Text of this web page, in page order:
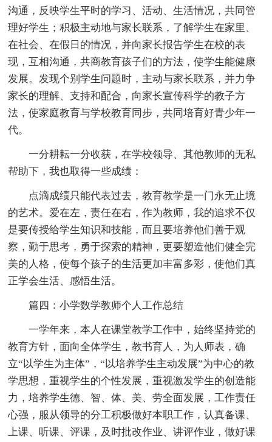
沟通，反映学生平时的学习、活动、生活情况，共同管
理好学生；积极主动地与家长联系，了解学生在家里、
在社会、在假日的情况，并向家长报告学生在校的表
现，互相沟通，共商教育孩子们的方法，使学生能健康
发展。发现个别学生问题时，主动与家长联系，并力争
家长的理解、支持和配合，向家长宣传科学的教子方
法，使家庭教育与学校教育同步，共同培育好青少年一
代。
一分耕耘一分收获，在学校领导、其他教师的无私
帮助下，我也取得一些成绩：
点滴成绩只能代表过去，教育教学是一门永无止境
的艺术。爱在左，责任在右，作为教师，我的追求不仅
是要传授给学生知识和技能，而且要培养他们善于观
察，勤于思考，勇于探索的精神，更要塑造他们健全完
美的人格，使每个孩子的生活更加丰富多彩，使他们真
正学会生活、感悟生活。
篇四：小学数学教师个人工作总结
一学年来，本人在课堂教学工作中，始终坚持党的
教育方针，面向全体学生，教书育人，为人师表，确
立“以学生为主体”，“以培养学生主动发展”为中心的教
学思想，重视学生的个性发展，重视激发学生的创造能
力，培养学生德、智、体、美、劳全面发展，工作责任
心强，服从领导的分工积极做好本职工作，认真备课、
上课、听课、评课，及时批改作业、讲评作业，做好课